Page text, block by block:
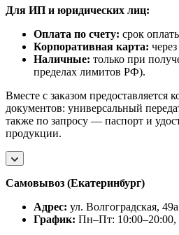
Для ИП и юридических лиц:
Оплата по счету: срок
Корпоративная карта:
Наличные: только при
пределах лимитов РФ).
Вместе с заказом предоставляется
документов: универсальный
также по запросу — паспорт и
продукции.
Самовывоз (Екатеринбург)
Адрес: ул. Волгоградская,
График: Пн–Пт: 10:00–20:00,